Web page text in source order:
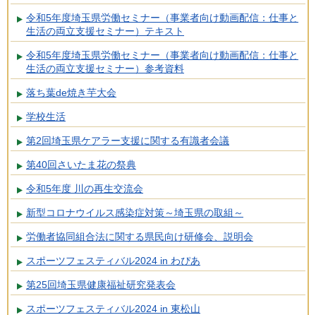
令和5年度埼玉県労働セミナー（事業者向け動画配信：仕事と
生活の両立支援セミナー）テキスト
令和5年度埼玉県労働セミナー（事業者向け動画配信：仕事と
生活の両立支援セミナー）参考資料
落ち葉de焼き芋大会
学校生活
第2回埼玉県ケアラー支援に関する有識者会議
第40回さいたま花の祭典
令和5年度 川の再生交流会
新型コロナウイルス感染症対策～埼玉県の取組～
労働者協同組合法に関する県民向け研修会、説明会
スポーツフェスティバル2024 in わぴあ
第25回埼玉県健康福祉研究発表会
スポーツフェスティバル2024 in 東松山